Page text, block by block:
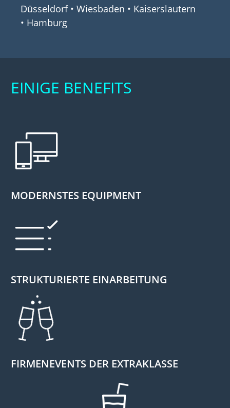
Düsseldorf • Wiesbaden • Kaiserslautern
• Hamburg
EINIGE BENEFITS
MODERNSTES EQUIPMENT
STRUKTURIERTE EINARBEITUNG
FIRMENEVENTS DER EXTRAKLASSE